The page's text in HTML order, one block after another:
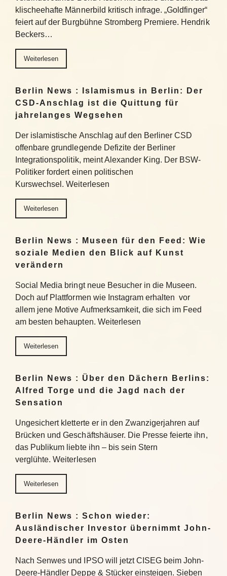
klischeehafte Männerbild kritisch infrage. „Goldfinger“
feiert auf der Burgbühne Stromberg Premiere. Hendrik
Beckers…
Weiterlesen
Berlin News : Islamismus in Berlin: Der
CSD-Anschlag ist die Quittung für
jahrelanges Wegsehen
Der islamistische Anschlag auf den Berliner CSD
offenbare grundlegende Defizite der Berliner
Integrationspolitik, meint Alexander King. Der BSW-
Politiker fordert einen politischen
Kurswechsel. Weiterlesen
Weiterlesen
Berlin News : Museen für den Feed: Wie
soziale Medien den Blick auf Kunst
verändern
Social Media bringt neue Besucher in die Museen.
Doch auf Plattformen wie Instagram erhalten vor
allem jene Motive Aufmerksamkeit, die sich im Feed
am besten behaupten. Weiterlesen
Weiterlesen
Berlin News : Über den Dächern Berlins:
Alfred Torge und die Jagd nach der
Sensation
Ungesichert kletterte er in den Zwanzigerjahren auf
Brücken und Geschäftshäuser. Die Presse feierte ihn,
das Publikum liebte ihn – bis sein Stern
verglühte. Weiterlesen
Weiterlesen
Berlin News : Schon wieder:
Ausländischer Investor übernimmt John-
Deere-Händler im Osten
Nach Senwes und IPSO will jetzt CISEG beim John-
Deere-Händler Deppe & Stücker einsteigen. Sieben